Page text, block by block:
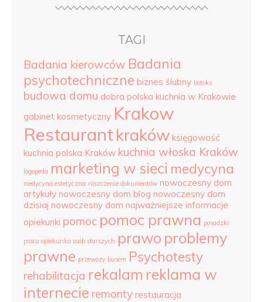
TAGI
Badania kierowców Badania
psychotechniczne biznes ślubny botoks
budowa domu dobra polska kuchnia w Krakowie
gabinet kosmetyczny Krakow
Restaurantkraków księgowość
kuchnia polska Kraków kuchnia włoska Kraków
logopeda marketing w sieci medycyna
medycyna estetyczna niszczenie dokumentów nowoczesny dom
artykuły nowoczesny dom blog nowoczesny dom
dzisiaj nowoczesny dom najważniejsze informacje
opiekunki pomoc pomoc prawna posadzki
praca opiekunka osób starszych prawo problemy
prawne przewozy busem Psychotesty
rehabilitacja rekalam reklama w
internecie remonty restauracja